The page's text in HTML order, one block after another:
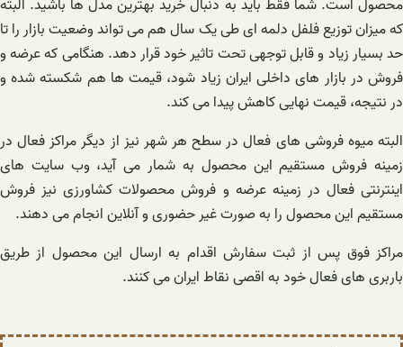
محصول است. شما فقط باید به دنبال خرید بهترین مدل ها باشید. البته
که میزان توزیع فلفل دلمه ای طی یک سال هم می تواند وضعیت بازار را تا
حد بسیار زیاد و قابل توجهی تحت تاثیر خود قرار دهد. هنگامی که عرضه و
فروش در بازار های داخلی ایران زیاد شود، قیمت ها هم شکسته شده و
در نتیجه، قیمت نهایی کاهش پیدا می کند.
البته میوه فروشی های فعال در سطح هر شهر نیز از دیگر مراکز فعال در
زمینه فروش مستقیم این محصول به شمار می آید، وب سایت های
اینترنتی فعال در زمینه عرضه و فروش محصولات کشاورزی نیز فروش
مستقیم این محصول را به صورت غیر حضوری و آنلاین انجام می دهند.
مراکز فوق پس از ثبت سفارش اقدام به ارسال این محصول از طریق
باربری های فعال خود به اقصی نقاط ایران می کنند.